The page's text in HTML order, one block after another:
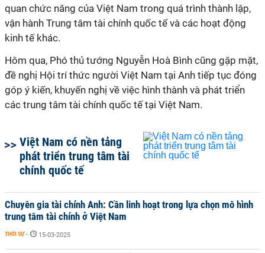
quan chức năng của Việt Nam trong quá trình thành lập,
vận hành Trung tâm tài chính quốc tế và các hoạt động
kinh tế khác.
Hôm qua, Phó thủ tướng Nguyễn Hoà Bình cũng gặp mặt,
đề nghị Hội trí thức người Việt Nam tại Anh tiếp tục đóng
góp ý kiến, khuyến nghị về việc hình thành và phát triển
các trung tâm tài chính quốc tế tại Việt Nam.
Việt Nam có nền tảng
phát triển trung tâm tài
chính quốc tế
Chuyên gia tài chính Anh: Cần linh hoạt trong lựa chọn mô hình
trung tâm tài chính ở Việt Nam
THỜI SỰ - 15-03-2025